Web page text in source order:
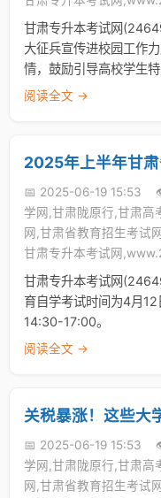
甘肃专升本考试网
大征兵宣传进校园工作
情，鼓励引导高校学生
阅读全文 →
2025年上半年甘
📅 2025-06-19 15:53
学网,甘肃陇原行,甘肃高
网,甘肃省教育招生考试
甘肃专升本考试网
甘肃专升本考试网
育自学考试时间为4月
14:30-17:00。
阅读全文 →
关税暴涨！这些大
📅 2025-06-19 15:53
学网,甘肃陇原行,甘肃高
网,甘肃省教育招生考试